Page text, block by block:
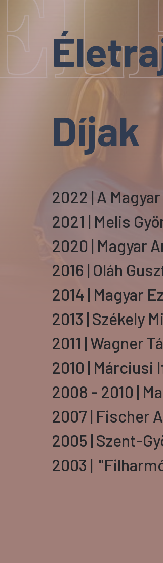
Díjak
2022 | A
2021 | Melis
2020 | Magyar
2016 | Oláh
2014 | Magyar
2013 | Székely
2011 | Wagner
2010 | Márciusi
2008 - 2010 |
2007 | Fischer
2005 | Szent-
2003 |